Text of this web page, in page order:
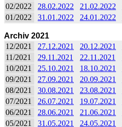
02/2022
28.02.2022 21.02.2022
01/2022
31.01.2022 24.01.2022
Archiv 2021
12/2021
27.12.2021 20.12.2021
11/2021
29.11.2021 22.11.2021
10/2021
25.10.2021 18.10.2021
09/2021
27.09.2021 20.09.2021
08/2021
30.08.2021 23.08.2021
07/2021
26.07.2021 19.07.2021
06/2021
28.06.2021 21.06.2021
05/2021
31.05.2021 24.05.2021